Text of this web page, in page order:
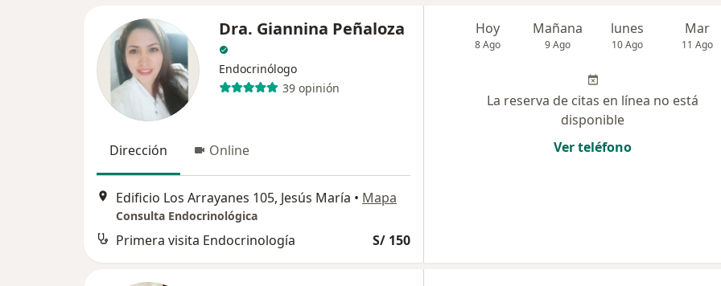
Dra. Giannina Peñaloza
Endocrinólogo
39 opinión
Dirección Online
Edificio Los Arrayanes 105, Jesús María • Mapa
Consulta Endocrinológica
Primera visita Endocrinología S/ 150
Hoy
8 Ago
Mañana
9 Ago
lunes
10 Ago
Mar
11 Ago
La reserva de citas en línea no está
disponible
Ver teléfono